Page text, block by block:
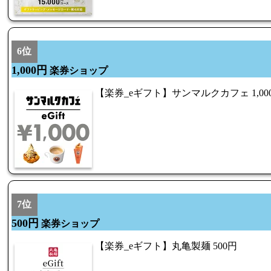
6位
1,000円 楽券ショップ
【楽券_eギフト】サンマルクカフェ
7位
500円 楽券ショップ
【楽券_eギフト】丸亀製麺 500円